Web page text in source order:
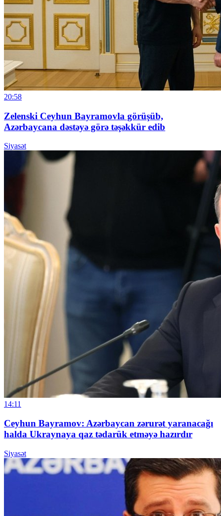
20:58
Zelenski Ceyhun Bayramovla görüşüb,
Azərbaycana dəstəyə görə təşəkkür edib
Siyasət
14:11
Ceyhun Bayramov: Azərbaycan zərurət yaranacağı
halda Ukraynaya qaz tədarük etməyə hazırdır
Siyasət